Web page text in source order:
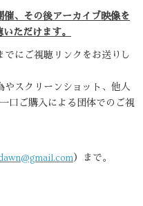
催、その後アーカイブ映像を
ただけます。
にご視聴リンクをお送りし
スクリーンショット、他人
口ご購入による団体でのご視
）まで。